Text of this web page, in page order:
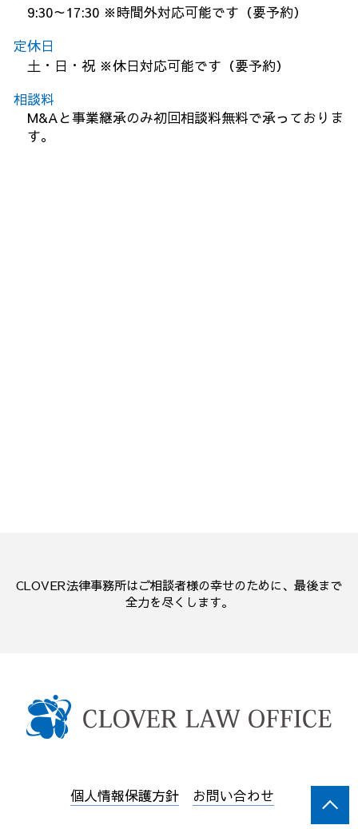
9:30～17:30 ※時間外対応可能です（要予約）
定休日
土・日・祝 ※休日対応可能です（要予約）
相談料
M&Aと事業継承のみ初回相談料無料で承っておりま
す。
CLOVER法律事務所はご相談者様の幸せのために、最後まで
全力を尽くします。
個人情報保護方針 お問い合わせ